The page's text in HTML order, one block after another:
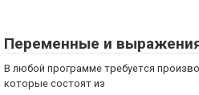
Переменные и
В любой программе требуется
которые состоят из